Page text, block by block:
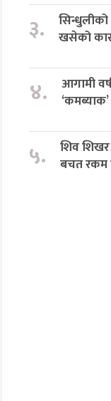
३.
खसेको
४.
आगामी
‘कमब्याक’
५.
शिव
बचत रकम